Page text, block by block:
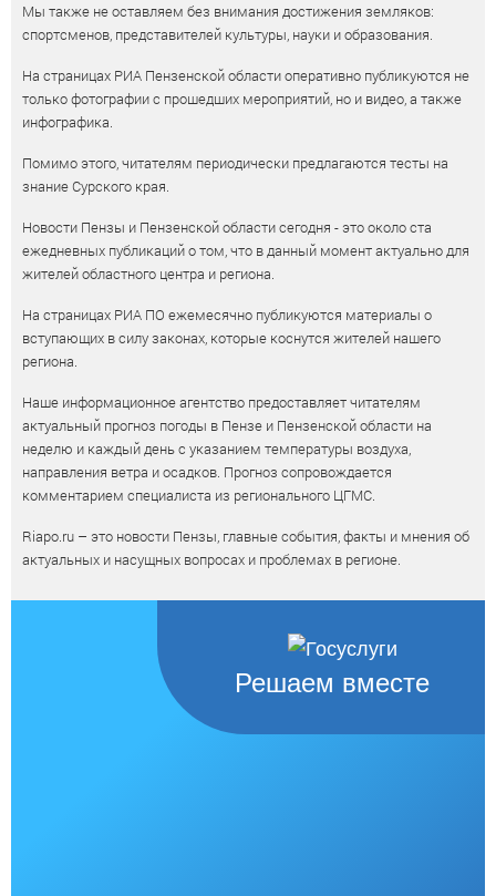
Мы также не оставляем без внимания достижения земляков:
спортсменов, представителей культуры, науки и образования.
На страницах РИА Пензенской области оперативно публикуются не
только фотографии с прошедших мероприятий, но и видео, а также
инфографика.
Помимо этого, читателям периодически предлагаются тесты на
знание Сурского края.
Новости Пензы и Пензенской области сегодня - это около ста
ежедневных публикаций о том, что в данный момент актуально для
жителей областного центра и региона.
На страницах РИА ПО ежемесячно публикуются материалы о
вступающих в силу законах, которые коснутся жителей нашего
региона.
Наше информационное агентство предоставляет читателям
актуальный прогноз погоды в Пензе и Пензенской области на
неделю и каждый день с указанием температуры воздуха,
направления ветра и осадков. Прогноз сопровождается
комментарием специалиста из регионального ЦГМС.
Riapo.ru – это новости Пензы, главные события, факты и мнения об
актуальных и насущных вопросах и проблемах в регионе.
Решаем вместе